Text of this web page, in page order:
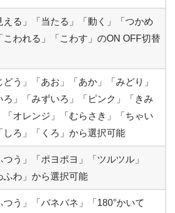
る」「当たる」「動く」「つかめ
こわれる」「こわす」のON OFF切替
う」「あお」「あか」「みどり」
ろ」「みずいろ」「ピンク」「きみ
「オレンジ」「むらさき」「ちゃい
しろ」「くろ」から選択可能
う」「ポヨポヨ」「ツルツル」
ふわ」から選択可能
う」「バネバネ」「180°かいて